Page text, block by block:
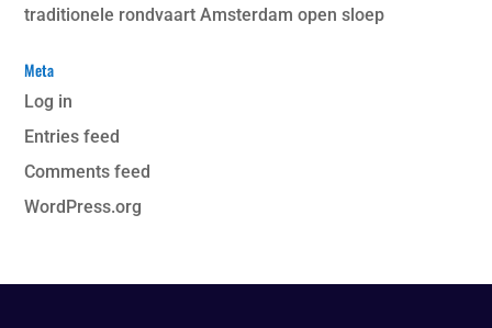
traditionele rondvaart Amsterdam open sloep
Meta
Log in
Entries feed
Comments feed
WordPress.org